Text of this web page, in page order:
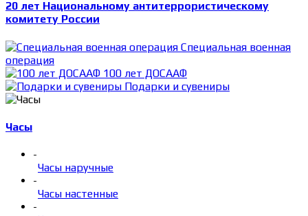
20 лет Национальному антитеррористическому
комитету России
Специальная военная
операция
100 лет ДОСААФ
Подарки и сувениры
Часы
-
Часы наручные
-
Часы настенные
-